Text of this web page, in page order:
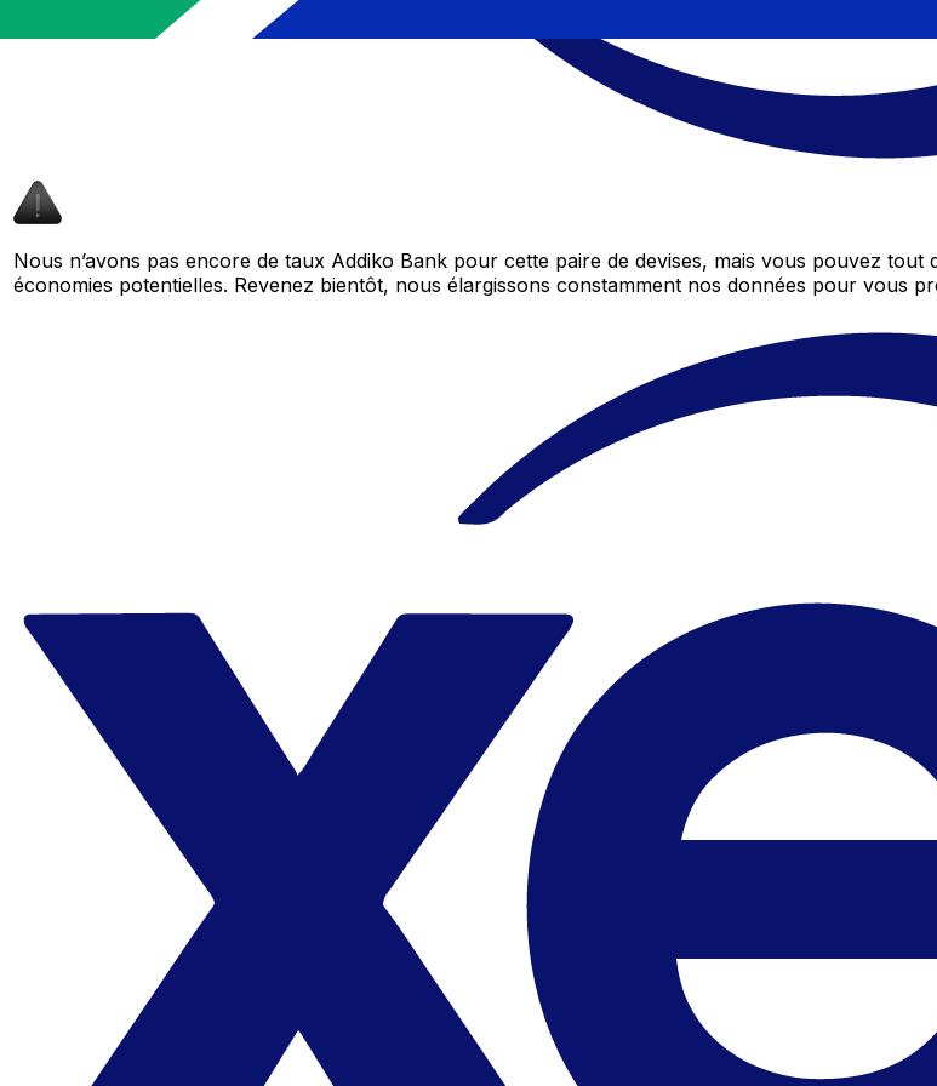
Nous n’avons pas encore de taux Addiko Bank pour cette paire de devises, mais vous pouvez
économies potentielles. Revenez bientôt, nous élargissons constamment nos données pour vous